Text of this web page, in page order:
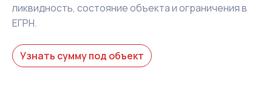
ликвидность, состояние объекта и ограничения в
ЕГРН.
Узнать сумму под объект